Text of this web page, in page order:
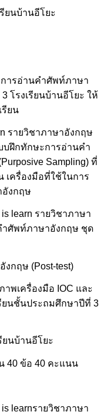
ยนบ้านอีโยะ
ารอ่านคำศัพท์ภาษา
โรงเรียนบ้านอีโยะ ให้
รียน
รายวิชาภาษาอังกฤษ
บฝึกทักษะการอ่านคำ
Sampling) ที่
เครื่องมือที่ใช้ในการ
อังกฤษ
learn รายวิชาภาษา
ำศัพท์ภาษาอังกฤษ ชุด
กฤษ (Post-test)
พเครื่องมือ IOC และ
ยนชั้นประถมศึกษาปีที่ 3
นบ้านอีโยะ
40 ข้อ 40 คะแนน
learnรายวิชาภาษา